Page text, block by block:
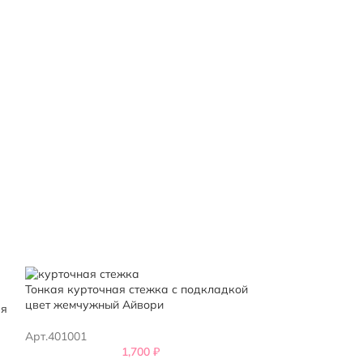
Тонкая курточная стежка с подкладкой
цвет жемчужный Айвори
Арт.401001
1,700 ₽